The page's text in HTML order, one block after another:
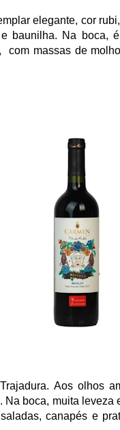
elegante, cor
baunilha. Na boca,
com massas de
Aos olhos
Na boca, muita leveza
canapés e